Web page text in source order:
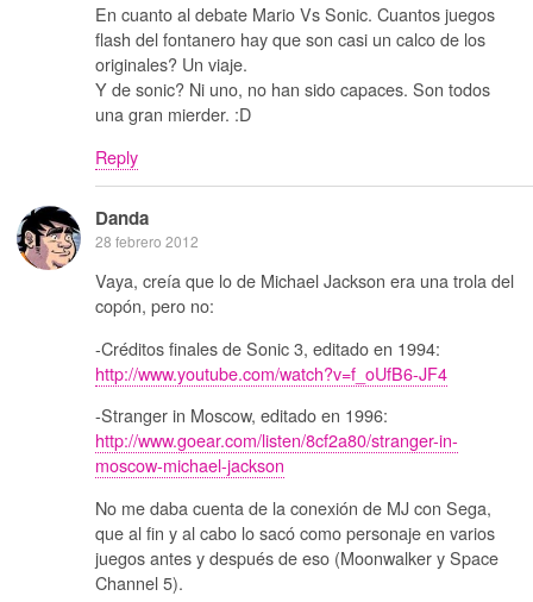
En cuanto al debate Mario Vs Sonic. Cuantos juegos
flash del fontanero hay que son casi un calco de los
originales? Un viaje.
Y de sonic? Ni uno, no han sido capaces. Son todos
una gran mierder. :D
Reply
Danda
28 febrero 2012
Vaya, creía que lo de Michael Jackson era una trola del
copón, pero no:
-Créditos finales de Sonic 3, editado en 1994:
http://www.youtube.com/watch?v=f_oUfB6-JF4
-Stranger in Moscow, editado en 1996:
http://www.goear.com/listen/8cf2a80/stranger-in-
moscow-michael-jackson
No me daba cuenta de la conexión de MJ con Sega,
que al fin y al cabo lo sacó como personaje en varios
juegos antes y después de eso (Moonwalker y Space
Channel 5).